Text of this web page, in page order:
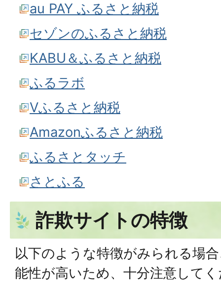
au PAY ふるさと納税
セゾンのふるさと納税
KABU＆ふるさと納税
ふるラボ
Vふるさと納税
Amazonふるさと納税
ふるさとタッチ
さとふる
詐欺サイトの特徴
以下のような特徴がみられる場
能性が高いため、十分注意して